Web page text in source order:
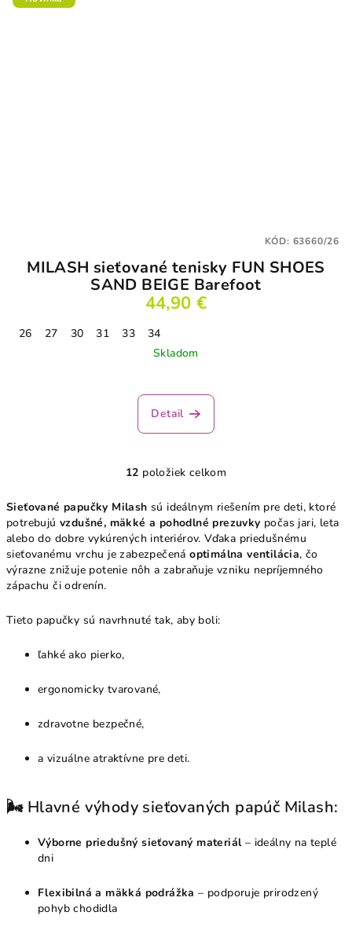
MILASH sieťované tenisky FUN SHOES
SAND BEIGE Barefoot
44,90 €
26 27 30 31 33
34
Skladom
Detail
KÓD: 63660/26
O
v
l
á
d
a
e
ý
s
12 položiek celkom
Sieťované papučky Milash sú ideálnym riešením pre deti, ktoré
potrebujúvzdušné, mäkké a pohodlné prezuvky počas jari, leta
alebo do dobre vykúrených interiérov. Vďaka priedušnému
sieťovanému vrchu je zabezpečenáoptimálna ventilácia, čo
výrazne znižuje potenie nôh a zabraňuje vzniku nepríjemného
zápachu či odrenín.
Tieto papučky sú navrhnuté tak, aby boli:
ľahké ako pierko,
ergonomicky tvarované,
zdravotne bezpečné,
a vizuálne atraktívne pre deti.
🌬️ Hlavné výhody sieťovaných papúč Milash:
Výborne priedušný sieťovaný materiál– ideálny na teplé
dni
Flexibilná a mäkká podrážka – podporuje prirodzený
pohyb chodidla